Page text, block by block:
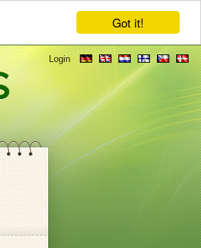
Got it!
Login